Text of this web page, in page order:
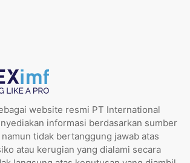
website resmi PT International
informasi berdasarkan sumber
tidak bertanggung jawab atas
atau kerugian yang dialami secara